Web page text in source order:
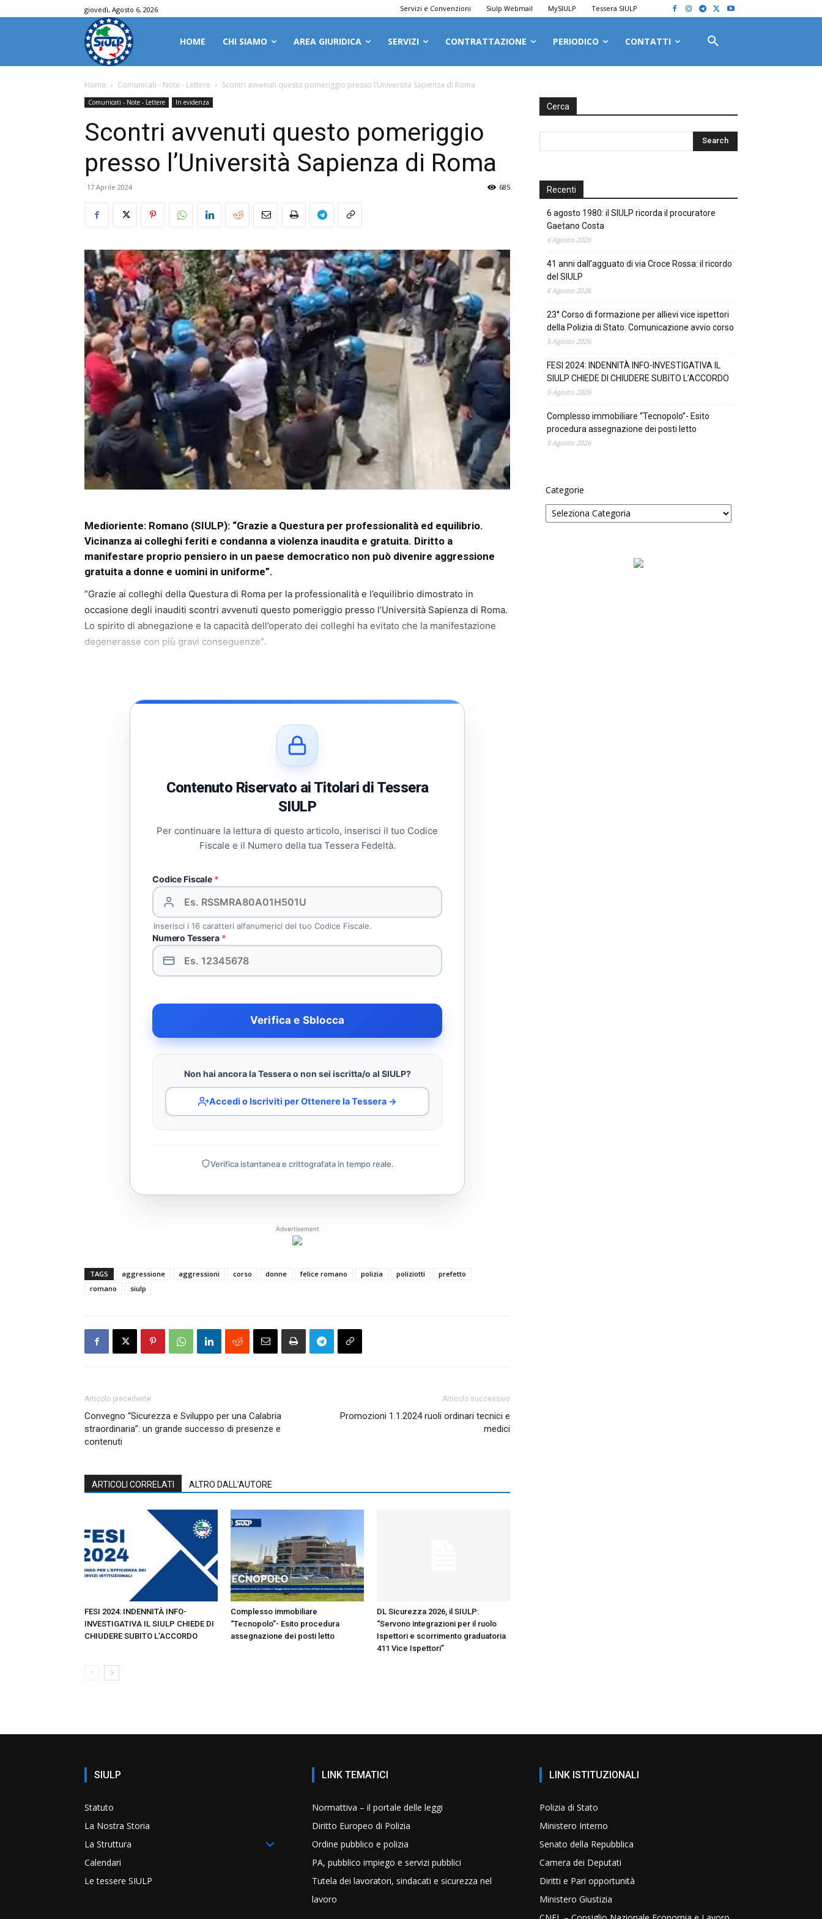
giovedì, Agosto 6, 2026 Servizi e Convenzioni Siulp Webmail MySIULP Tessera SIULP
HOME CHI SIAMO AREA GIURIDICA SERVIZI CONTRATTAZIONE PERIODICO CONTATTI
Home Comunicati - Note - Lettere Scontri avvenuti questo pomeriggio presso l’Università Sapienza di Roma
Comunicati - Note - Lettere In evidenza
Scontri avvenuti questo pomeriggio
presso l’Università Sapienza di Roma
17 Aprile 2024 685
Medioriente: Romano (SIULP): “Grazie a Questura per professionalità ed equilibrio.
Vicinanza ai colleghi feriti e condanna a violenza inaudita e gratuita. Diritto a
manifestare proprio pensiero in un paese democratico non può divenire aggressione
gratuita a donne e uomini in uniforme”.
“Grazie ai colleghi della Questura di Roma per la professionalità e l’equilibrio dimostrato in
occasione degli inauditi scontri avvenuti questo pomeriggio presso l’Università Sapienza di Roma.
Lo spirito di abnegazione e la capacità dell’operato dei colleghi ha evitato che la manifestazione
degenerasse con più gravi conseguenze”.
Contenuto Riservato ai Titolari di Tessera
SIULP
Per continuare la lettura di questo articolo, inserisci il tuo Codice
Fiscale e il Numero della tua Tessera Fedeltà.
Codice Fiscale *
Inserisci i 16 caratteri alfanumerici del tuo Codice Fiscale.
Numero Tessera *
Verifica e Sblocca
Non hai ancora la Tessera o non sei iscritta/o al SIULP?
Accedi o Iscriviti per Ottenere la Tessera →
Verifica istantanea e crittografata in tempo reale.
Advertisement
TAGS aggressione aggressioni corso donne felice romano polizia poliziotti
prefetto
romano
siulp
Articolo precedente
Convegno “Sicurezza e Sviluppo per una Calabria
straordinaria”: un grande successo di presenze e
contenuti
Articolo successivo
Promozioni 1.1.2024 ruoli ordinari tecnici e
medici
ARTICOLI CORRELATI ALTRO DALL'AUTORE
FESI 2024: INDENNITÀ INFO-
INVESTIGATIVA IL SIULP CHIEDE DI
CHIUDERE SUBITO L’ACCORDO
Complesso immobiliare
“Tecnopolo”- Esito procedura
assegnazione dei posti letto
DL Sicurezza 2026, il SIULP:
“Servono integrazioni per il ruolo
Ispettori e scorrimento graduatoria
411 Vice Ispettori”
Cerca
Recenti
6 agosto 1980: il SIULP ricorda il procuratore
Gaetano Costa
6 Agosto 2026
41 anni dall’agguato di via Croce Rossa: il ricordo
del SIULP
6 Agosto 2026
23° Corso di formazione per allievi vice ispettori
della Polizia di Stato. Comunicazione avvio corso
5 Agosto 2026
FESI 2024: INDENNITÀ INFO-INVESTIGATIVA IL
SIULP CHIEDE DI CHIUDERE SUBITO L’ACCORDO
5 Agosto 2026
Complesso immobiliare “Tecnopolo”- Esito
procedura assegnazione dei posti letto
5 Agosto 2026
Categorie
SIULP
Statuto
La Nostra Storia
La Struttura
Calendari
Le tessere SIULP
LINK TEMATICI
Normattiva – il portale delle leggi
Diritto Europeo di Polizia
Ordine pubblico e polizia
PA, pubblico impiego e servizi pubblici
Tutela dei lavoratori, sindacati e sicurezza nel
lavoro
LINK ISTITUZIONALI
Polizia di Stato
Ministero Interno
Senato della Repubblica
Camera dei Deputati
Diritti e Pari opportunità
Ministero Giustizia